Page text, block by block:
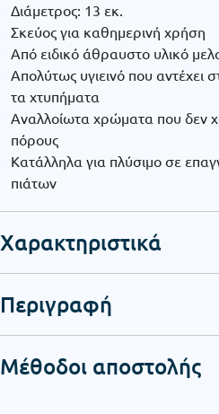
Διάμετρος: 13 εκ.
Σκεύος για καθημερινή χρήση
Από ειδικό άθραυστο υλικό
Απολύτως υγιεινό που αντέχει
τα χτυπήματα
Αναλλοίωτα χρώματα που δεν
πόρους
Κατάλληλα για πλύσιμο σε
πιάτων
Χαρακτηριστικά
Περιγραφή
Μέθοδοι αποστολής